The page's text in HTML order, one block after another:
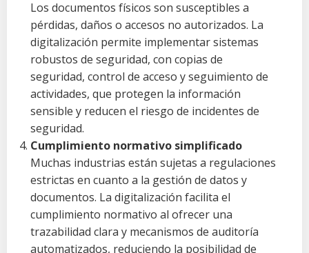
Los documentos físicos son susceptibles a
pérdidas, daños o accesos no autorizados. La
digitalización permite implementar sistemas
robustos de seguridad, con copias de
seguridad, control de acceso y seguimiento de
actividades, que protegen la información
sensible y reducen el riesgo de incidentes de
seguridad.
Cumplimiento normativo simplificado
Muchas industrias están sujetas a regulaciones
estrictas en cuanto a la gestión de datos y
documentos. La digitalización facilita el
cumplimiento normativo al ofrecer una
trazabilidad clara y mecanismos de auditoría
automatizados, reduciendo la posibilidad de